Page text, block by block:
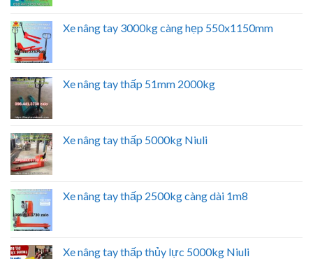
Xe nâng tay 3000kg càng hẹp 550x1150mm
Xe nâng tay thấp 51mm 2000kg
Xe nâng tay thấp 5000kg Niuli
Xe nâng tay thấp 2500kg càng dài 1m8
Xe nâng tay thấp thủy lực 5000kg Niuli